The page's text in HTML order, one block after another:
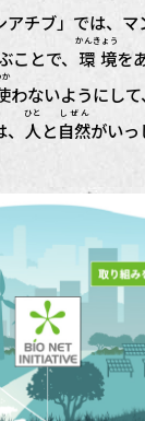
アチブ」では、
ことで、 環境
かんきょう
を
か
わないようにして、
人
ひと
と自然
しぜん
がい